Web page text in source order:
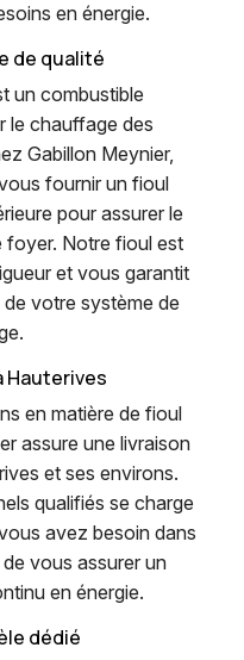
en énergie.
de qualité
un combustible
le chauffage des
Gabillon Meynier,
fournir un fioul
pour assurer le
Notre fioul est
et vous garantit
votre système de
Hauterives
en matière de fioul
assure une livraison
et ses environs.
qualifiés se charge
avez besoin dans
vous assurer un
en énergie.
dédié